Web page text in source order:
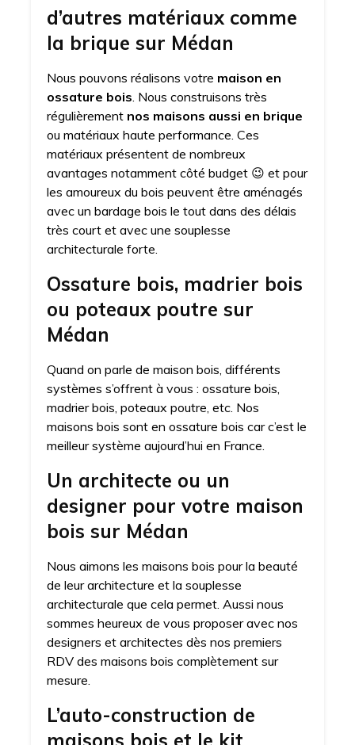
d’autres matériaux comme
la brique sur Médan
Nous pouvons réalisons votre maison en
ossature bois. Nous construisons très
régulièrement nos maisons aussi en brique
ou matériaux haute performance. Ces
matériaux présentent de nombreux
avantages notamment côté budget 😉 et pour
les amoureux du bois peuvent être aménagés
avec un bardage bois le tout dans des délais
très court et avec une souplesse
architecturale forte.
Ossature bois, madrier bois
ou poteaux poutre sur
Médan
Quand on parle de maison bois, différents
systèmes s’offrent à vous : ossature bois,
madrier bois, poteaux poutre, etc. Nos
maisons bois sont en ossature bois car c’est le
meilleur système aujourd’hui en France.
Un architecte ou un
designer pour votre maison
bois sur Médan
Nous aimons les maisons bois pour la beauté
de leur architecture et la souplesse
architecturale que cela permet. Aussi nous
sommes heureux de vous proposer avec nos
designers et architectes dès nos premiers
RDV des maisons bois complètement sur
mesure.
L’auto-construction de
maisons bois et le kit